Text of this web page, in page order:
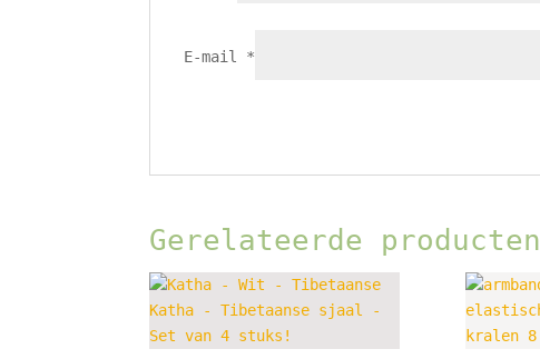
E-mail *
Gerelateerde producten